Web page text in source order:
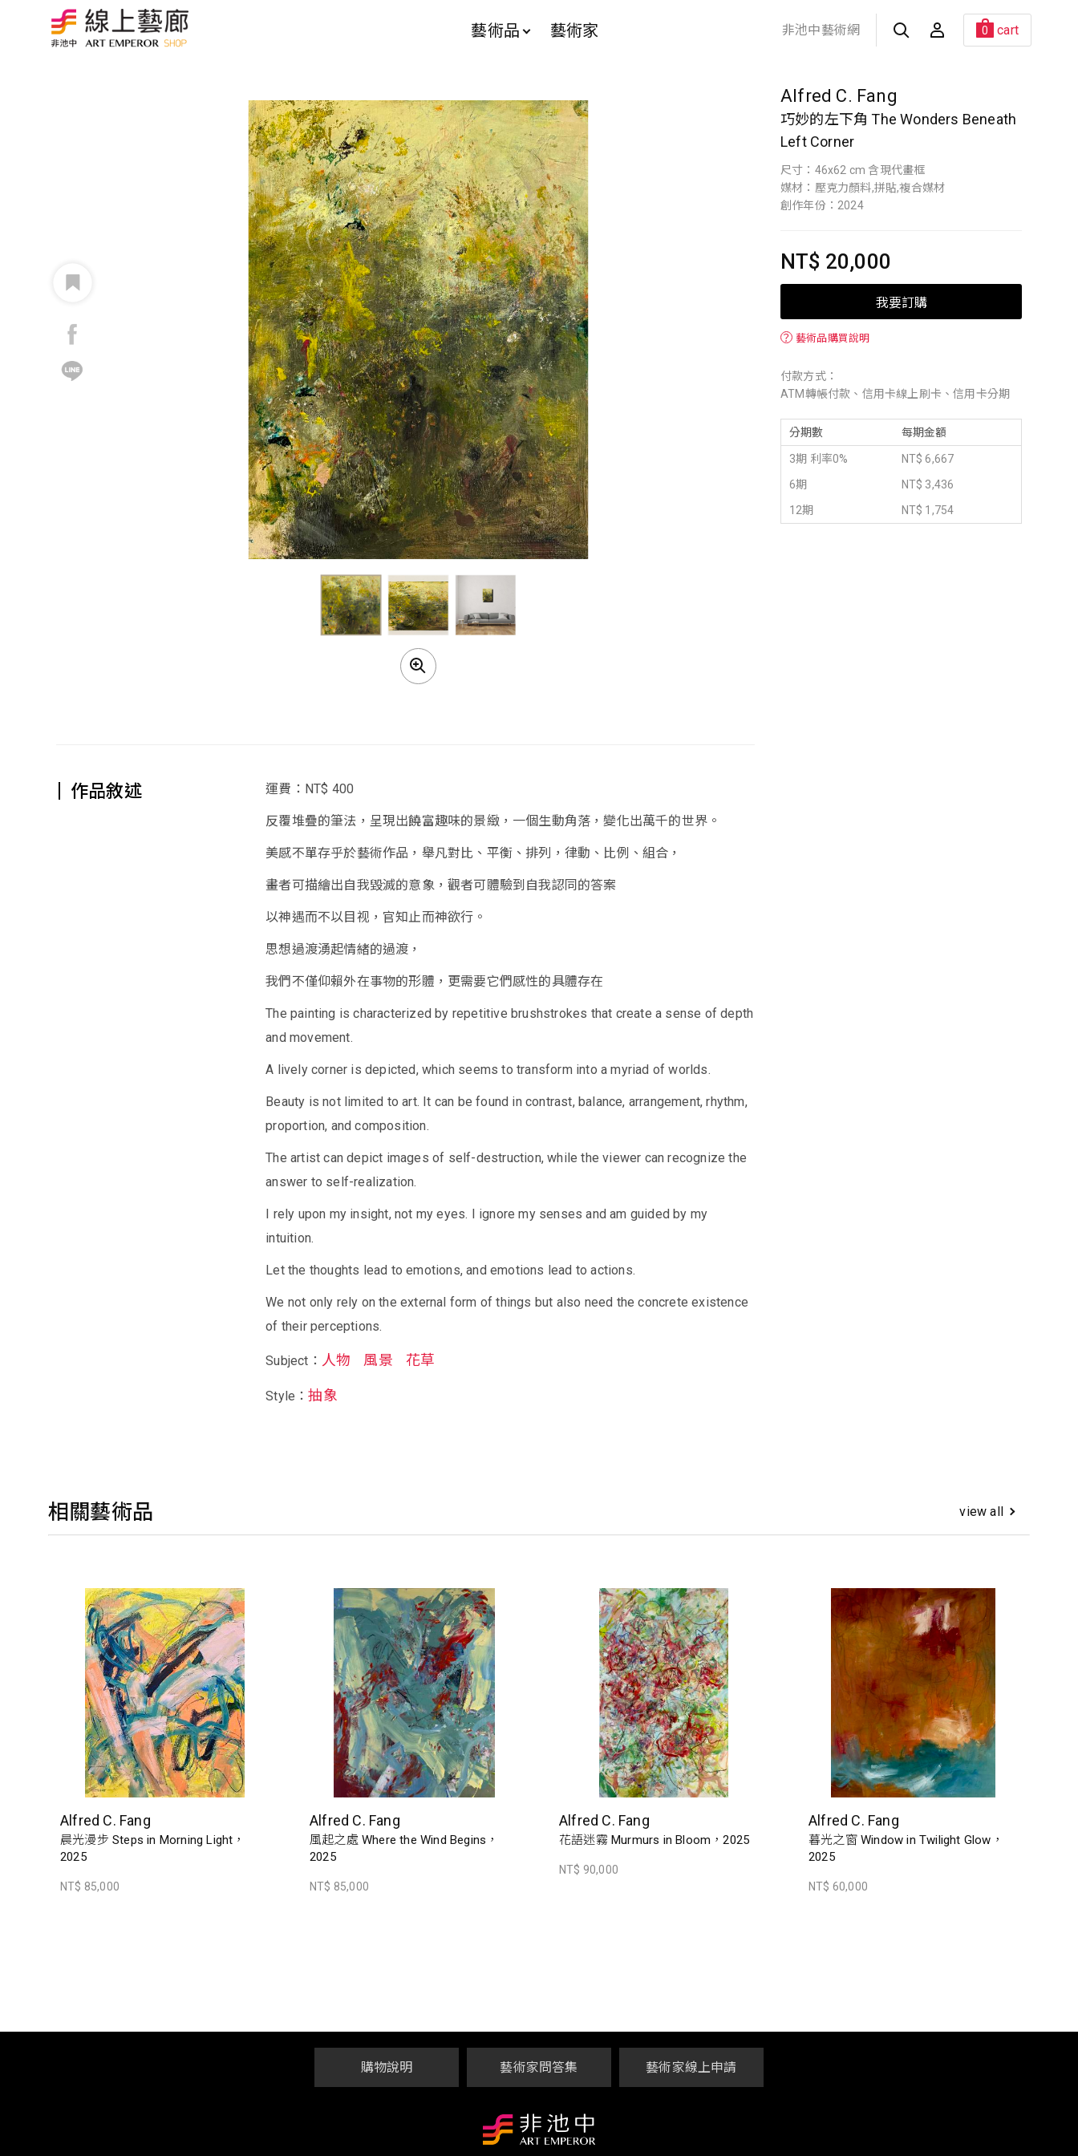
藝術品 藝術家 非池中藝術網 0 cart
Alfred C. Fang
巧妙的左下角 The Wonders Beneath
Left Corner
尺寸：46x62 cm 含現代畫框
媒材：壓克力顏料,拼貼,複合媒材
創作年份：2024
NT$ 20,000
我要訂購
？ 藝術品購買說明
付款方式：
ATM轉帳付款、信用卡線上刷卡、信用卡分期
分期數 每期金額
3期 利率0%
NT$ 6,667
6期
NT$ 3,436
12期
NT$ 1,754
作品敘述 運費：NT$ 400
反覆堆疊的筆法，呈現出饒富趣味的景緻，一個生動角落，變化出萬千的世界。
美感不單存乎於藝術作品，舉凡對比、平衡、排列，律動、比例、組合，
畫者可描繪出自我毀滅的意象，觀者可體驗到自我認同的答案
以神遇而不以目视，官知止而神欲行。
思想過渡湧起情緒的過渡，
我們不僅仰賴外在事物的形體，更需要它們感性的具體存在
The painting is characterized by repetitive brushstrokes that create a sense of depth
and movement.
A lively corner is depicted, which seems to transform into a myriad of worlds.
Beauty is not limited to art. It can be found in contrast, balance, arrangement, rhythm,
proportion, and composition.
The artist can depict images of self-destruction, while the viewer can recognize the
answer to self-realization.
I rely upon my insight, not my eyes. I ignore my senses and am guided by my
intuition.
Let the thoughts lead to emotions, and emotions lead to actions.
We not only rely on the external form of things but also need the concrete existence
of their perceptions.
Subject： 人物 風景 花草
Style：抽象
相關藝術品 view all
Alfred C. Fang
晨光漫步 Steps in Morning Light，
2025
NT$ 85,000
Alfred C. Fang
風起之處 Where the Wind Begins，
2025
NT$ 85,000
Alfred C. Fang
花語迷霧 Murmurs in Bloom，2025
NT$ 90,000
Alfred C. Fang
暮光之窗 Window in Twilight Glow，
2025
NT$ 60,000
購物說明 藝術家問答集 藝術家線上申請